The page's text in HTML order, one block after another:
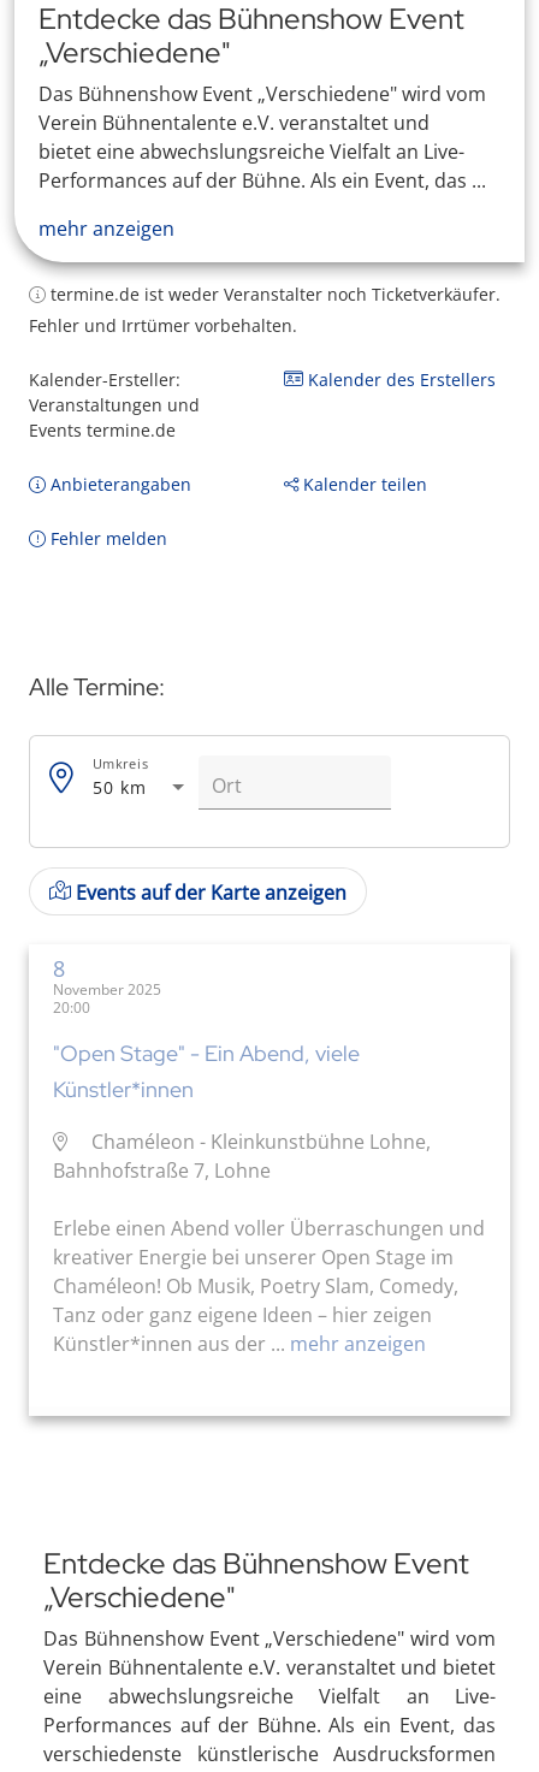
Entdecke das Bühnenshow Event
„Verschiedene"
Das Bühnenshow Event „Verschiedene" wird vom
Verein Bühnentalente e.V. veranstaltet und
bietet eine abwechslungsreiche Vielfalt an Live-
Performances auf der Bühne. Als ein Event, das ...
mehr anzeigen
termine.de ist weder Veranstalter noch Ticketverkäufer.
Fehler und Irrtümer vorbehalten.
Kalender-Ersteller:
Veranstaltungen und
Events termine.de
Kalender des Erstellers
Anbieterangaben Kalender teilen
Fehler melden
Alle Termine:
50 km
Umkreis
Events auf der Karte anzeigen
8
November 2025
20:00
"Open Stage" - Ein Abend, viele
Künstler*innen
Chaméleon - Kleinkunstbühne Lohne,
Bahnhofstraße 7, Lohne
Erlebe einen Abend voller Überraschungen und
kreativer Energie bei unserer Open Stage im
Chaméleon! Ob Musik, Poetry Slam, Comedy,
Tanz oder ganz eigene Ideen – hier zeigen
Künstler*innen aus der ... mehr anzeigen
Entdecke das Bühnenshow Event
„Verschiedene"
Das Bühnenshow Event „Verschiedene" wird vom
Verein Bühnentalente e.V. veranstaltet und bietet
eine abwechslungsreiche Vielfalt an Live-
Performances auf der Bühne. Als ein Event, das
verschiedenste künstlerische Ausdrucksformen